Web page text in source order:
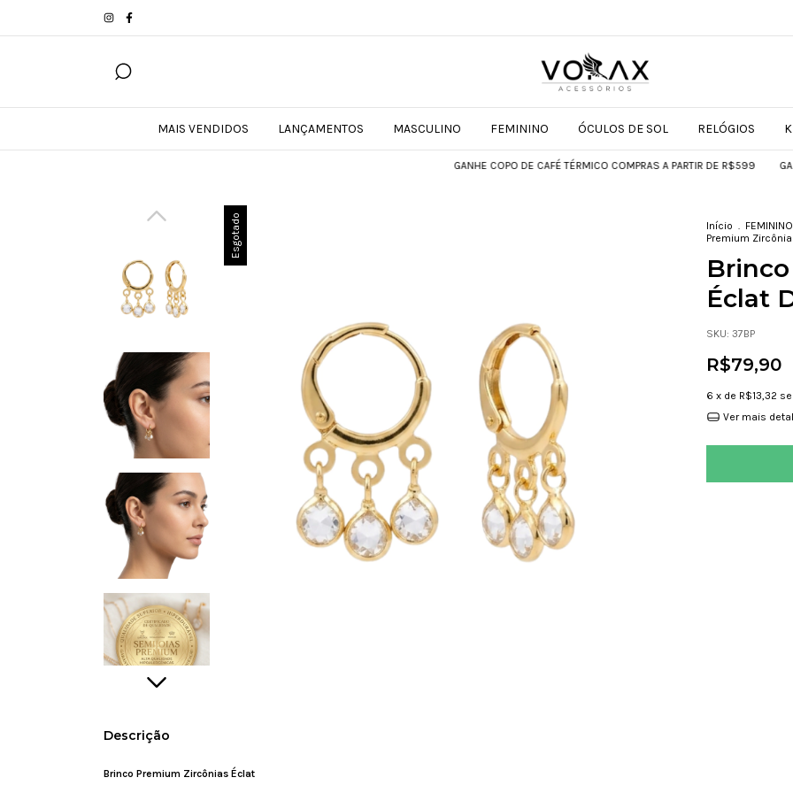
MAIS VENDIDOS LANÇAMENTOS MASCULINO FEMININO ÓCULOS DE SOL RELÓGIOS
GANHE COPO DE CAFÉ TÉRMICO COMPRAS A PARTIR DE R$599 GANHE
Esgotado Início . FEMININO
Premium
Éclat
SKU: 37BP
R$79,90
6 x de R$13,32
Ver mais
Descrição
Brinco Premium Zircônias Éclat